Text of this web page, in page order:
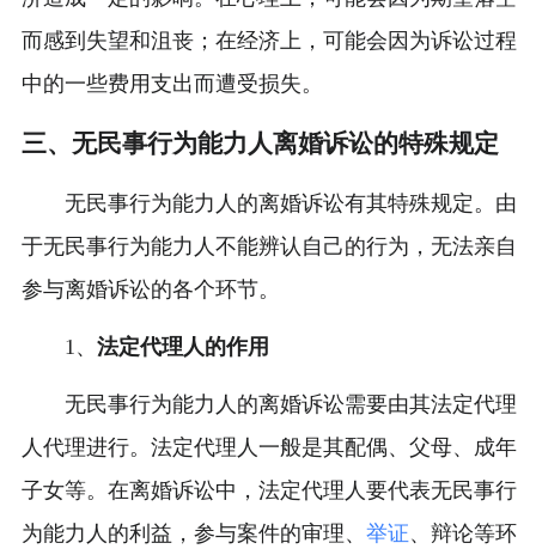
而感到失望和沮丧；在经济上，可能会因为诉讼过程
中的一些费用支出而遭受损失。
三、无民事行为能力人离婚诉讼的特殊规定
无民事行为能力人的离婚诉讼有其特殊规定。由
于无民事行为能力人不能辨认自己的行为，无法亲自
参与离婚诉讼的各个环节。
1、 法定代理人的作用
无民事行为能力人的离婚诉讼需要由其法定代理
人代理进行。法定代理人一般是其配偶、父母、成年
子女等。在离婚诉讼中，法定代理人要代表无民事行
为能力人的利益，参与案件的审理、 举证、辩论等环